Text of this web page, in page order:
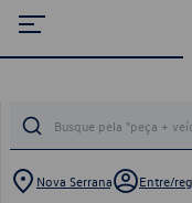
Nova Serrana Entre/